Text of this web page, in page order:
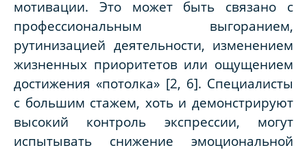
мотивации. Это может быть связано с
профессиональным выгоранием,
рутинизацией деятельности, изменением
жизненных приоритетов или ощущением
достижения «потолка» [2, 6]. Специалисты
с большим стажем, хоть и демонстрируют
высокий контроль экспрессии, могут
испытывать снижение эмоциональной